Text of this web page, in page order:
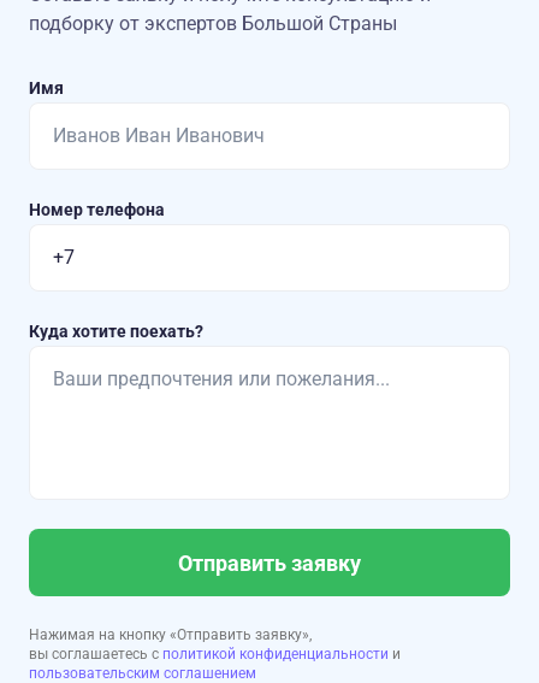
подборку от экспертов Большой Страны
Имя
Номер телефона
Куда хотите поехать?
Отправить заявку
Нажимая на кнопку «Отправить заявку»,
вы соглашаетесь с политикой конфиденциальности и
пользовательским соглашением